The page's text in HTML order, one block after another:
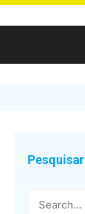
Pesquisar